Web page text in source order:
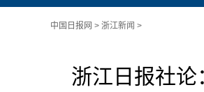
中国日报网 > 浙江新闻 >
浙江日报社